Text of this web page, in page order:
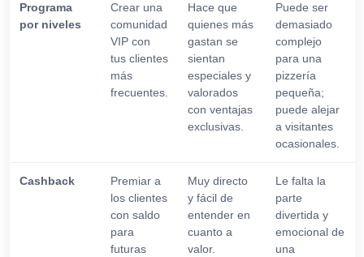
Programa
por niveles
Crear una
comunidad
VIP con
tus clientes
más
frecuentes.
Hace que
quienes más
gastan se
sientan
especiales y
valorados
con ventajas
exclusivas.
Puede ser
demasiado
complejo
para una
pizzería
pequeña;
puede alejar
a visitantes
ocasionales.
Cashback
Premiar a
los clientes
con saldo
para
futuras
Muy directo
y fácil de
entender en
cuanto a
valor.
Le falta la
parte
divertida y
emocional de
una